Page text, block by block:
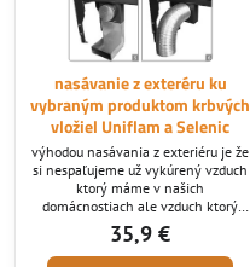
nasávanie z exteréru ku
vybraným produktom krbvých
vložiel Uniflam a Selenic
výhodou nasávania z exteriéru je že
si nespaľujeme už vykúrený vzduch
ktorý máme v našich
domácnostiach ale vzduch ktorý
spaľujeme v krbovej vložke si
čerpáme v vonkajšieho priestoru.
35,9 €